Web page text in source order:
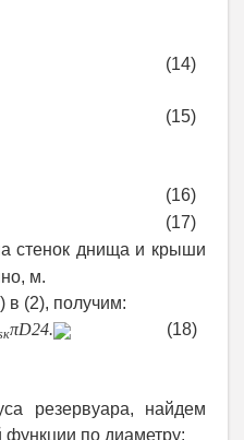
(14)
(15)
(16)
(17)
стенок днища и крыши
м.
в (2), получим:
кπD24.
(18)
резервуара, найдем
по диаметру: